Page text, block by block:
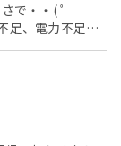
で・・( ﾟ
足、電力不足も
ように冷房を有効
・(^^)/ さ
願い事を書き、
言葉！！(#^.^#) 感謝
とうございます